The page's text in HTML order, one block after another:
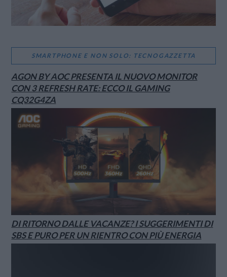
SMARTPHONE E NON SOLO: TECNOGAZZETTA
AGON BY AOC PRESENTA IL NUOVO MONITOR
CON 3 REFRESH RATE: ECCO IL GAMING
CQ32G4ZA
DI RITORNO DALLE VACANZE? I SUGGERIMENTI DI
SBS E PURO PER UN RIENTRO CON PIÙ ENERGIA